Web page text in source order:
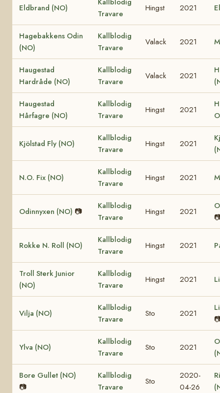
Eldbrand (NO)
Travare
Hingst 2021
Hagebakkens Odin
(NO)
Kallblodig
Travare
Valack 2021
Haugestad
Hardråde (NO)
Kallblodig
Travare
Valack 2021
Haugestad
Hårfagre (NO)
Kallblodig
Travare
Hingst 2021
Kjölstad Fly (NO)
Kallblodig
Travare
Hingst 2021
N.O. Fix (NO)
Kallblodig
Travare
Hingst 2021
Odinnyxen (NO) 📷
Kallblodig
Travare
Hingst 2021
Rokke N. Roll (NO)
Kallblodig
Travare
Hingst 2021
Troll Sterk Junior
(NO)
Kallblodig
Travare
Hingst 2021
Vilja (NO)
Kallblodig
Travare
Sto 2021
Ylva (NO)
Kallblodig
Travare
Sto 2021
Bore Gullet (NO)
📷
Kallblodig
Travare
Sto
2020-
04-26